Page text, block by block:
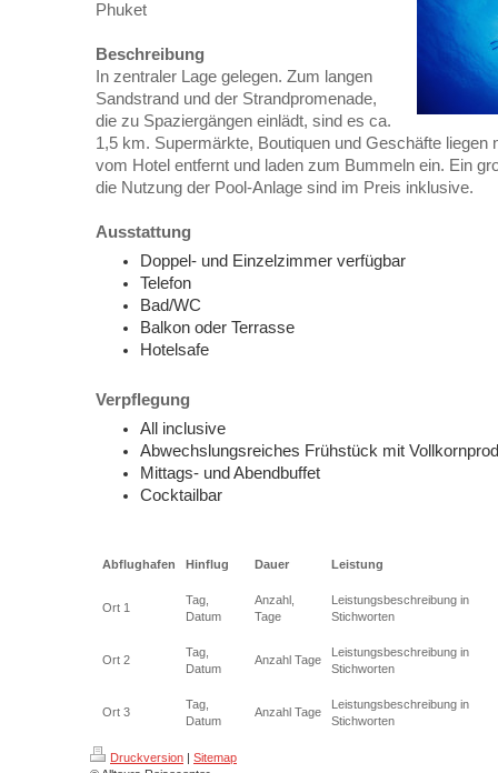
Phuket
Beschreibung
In zentraler Lage gelegen. Zum langen
Sandstrand und der Strandpromenade,
die zu Spaziergängen einlädt, sind es ca.
1,5 km. Supermärkte, Boutiquen und Geschäfte liegen
vom Hotel entfernt und laden zum Bummeln ein. Ein
die Nutzung der Pool-Anlage sind im Preis inklusive.
Ausstattung
Doppel- und Einzelzimmer verfügbar
Telefon
Bad/WC
Balkon oder Terrasse
Hotelsafe
Verpflegung
All inclusive
Abwechslungsreiches Frühstück mit
Mittags- und Abendbuffet
Cocktailbar
Abflughafen Hinflug Dauer Leistung
Ort 1
Tag,
Datum
Anzahl,
Tage
Leistungsbeschreibung in
Stichworten
Ort 2
Tag,
Datum
Anzahl Tage
Leistungsbeschreibung in
Stichworten
Ort 3
Tag,
Datum
Anzahl Tage
Leistungsbeschreibung in
Stichworten
Druckversion | Sitemap